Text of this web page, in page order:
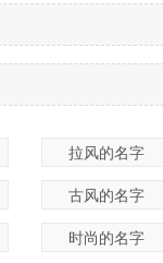
拉风的名字
古风的名字
时尚的名字